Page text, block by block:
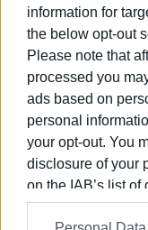
information for
the below opt-out
Please note that
processed you
ads based on
personal
your opt-out. You
disclosure of your
on the IAB’s list
information may
εγγυήσεις για τη
φυσική προέκταση
Καλούμε όλα τα
τους δημότες που
συνεδρίαση του
λύσεις για τα
επιτυγχάνονται
όλων των δημοτών.
Τέλος,